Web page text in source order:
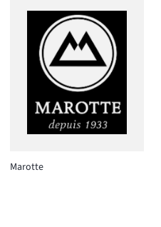
Marotte